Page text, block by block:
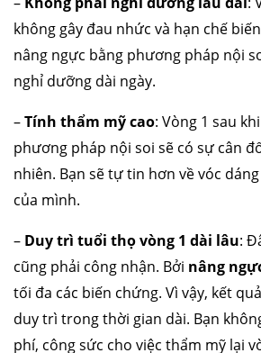
không gây đau nhức và hạn chế
nâng ngực bằng phương pháp nội
nghỉ dưỡng dài ngày.
–Tính thẩm mỹ cao: Vòng 1 sau
phương pháp nội soi sẽ có sự cân
nhiên. Bạn sẽ tự tin hơn về vóc
của mình.
– Duy trì tuổi thọ vòng 1 dài lâu:
cũng phải công nhận. Bởi nâng
tối đa các biến chứng. Vì vậy, kết
duy trì trong thời gian dài. Bạn
phí, công sức cho việc thẩm mỹ lại